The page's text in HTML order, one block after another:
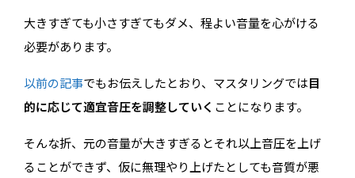
大きすぎても小さすぎてもダメ、程よい音量を心がける
必要があります。
以前の記事でもお伝えしたとおり、マスタリングでは目
的に応じて適宜音圧を調整していく ことになります。
そんな折、元の音量が大きすぎるとそれ以上音圧を上げ
ることができず、仮に無理やり上げたとしても音質が悪